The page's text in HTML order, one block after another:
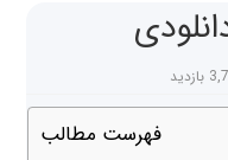
فهرست مطالب